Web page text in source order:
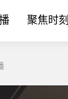
聚焦时刻